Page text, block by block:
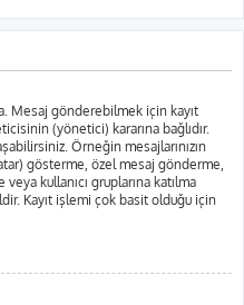
Mesaj gönderebilmek için kayıt
(yönetici) kararına bağlıdır.
Örneğin mesajlarınızın
gösterme, özel mesaj gönderme,
veya kullanıcı gruplarına katılma
Kayıt işlemi çok basit olduğu için